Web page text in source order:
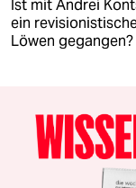
Ist mit Andrei
ein
Löwen gegangen?